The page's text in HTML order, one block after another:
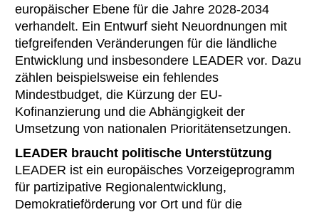
europäischer Ebene für die Jahre 2028-2034
verhandelt. Ein Entwurf sieht Neuordnungen mit
tiefgreifenden Veränderungen für die ländliche
Entwicklung und insbesondere LEADER vor. Dazu
zählen beispielsweise ein fehlendes
Mindestbudget, die Kürzung der EU-
Kofinanzierung und die Abhängigkeit der
Umsetzung von nationalen Prioritätensetzungen.
LEADER braucht politische Unterstützung
LEADER ist ein europäisches Vorzeigeprogramm
für partizipative Regionalentwicklung,
Demokratieförderung vor Ort und für die